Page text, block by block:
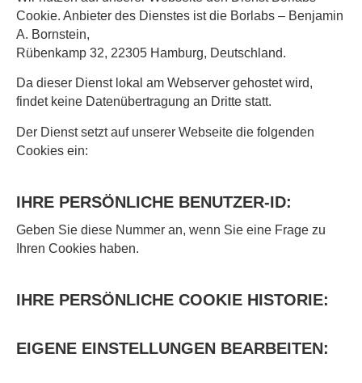
Cookie. Anbieter des Dienstes ist die Borlabs – Benjamin
A. Bornstein,
Rübenkamp 32, 22305 Hamburg, Deutschland.
Da dieser Dienst lokal am Webserver gehostet wird,
findet keine Datenübertragung an Dritte statt.
Der Dienst setzt auf unserer Webseite die folgenden
Cookies ein:
IHRE PERSÖNLICHE BENUTZER-ID:
Geben Sie diese Nummer an, wenn Sie eine Frage zu
Ihren Cookies haben.
IHRE PERSÖNLICHE COOKIE HISTORIE:
EIGENE EINSTELLUNGEN BEARBEITEN: